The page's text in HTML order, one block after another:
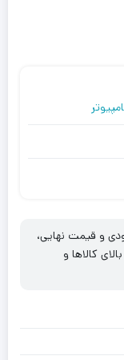
و قیمت نهایی،
کالاها و